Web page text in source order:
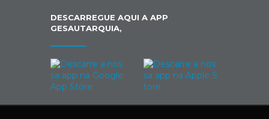
DESCARREGUE AQUI A APP
GESAUTARQUIA,